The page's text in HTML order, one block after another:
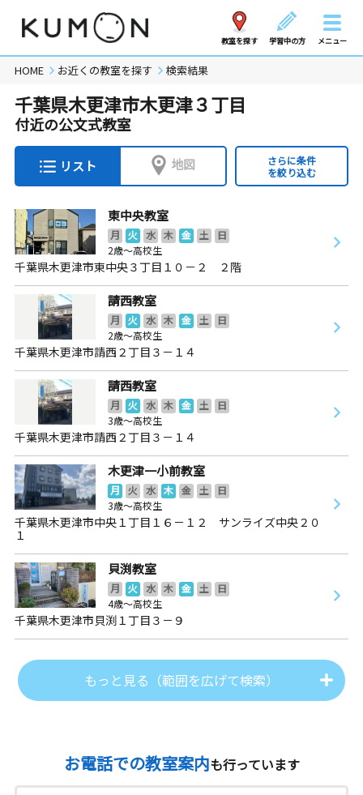
教室を探す 学習中の方 メニュー
HOME お近くの教室を探す 検索結果
千葉県木更津市木更津３丁目
付近の公文式教室
リスト 地図
さらに条件
を絞り込む
東中央教室
月 火 水 木 金 土
日
2歳～高校生
千葉県木更津市東中央３丁目１０－２ ２階
請西教室
月 火 水 木 金 土
日
2歳～高校生
千葉県木更津市請西２丁目３－１４
請西教室
月 火 水 木 金 土
日
3歳～高校生
千葉県木更津市請西２丁目３－１４
木更津一小前教室
月 火 水 木 金 土
日
3歳～高校生
千葉県木更津市中央１丁目１６－１２ サンライズ中央２０
１
貝渕教室
月 火 水 木 金 土
日
4歳～高校生
千葉県木更津市貝渕１丁目３－９
もっと見る（範囲を広げて検索）
お電話での教室案内も行っています